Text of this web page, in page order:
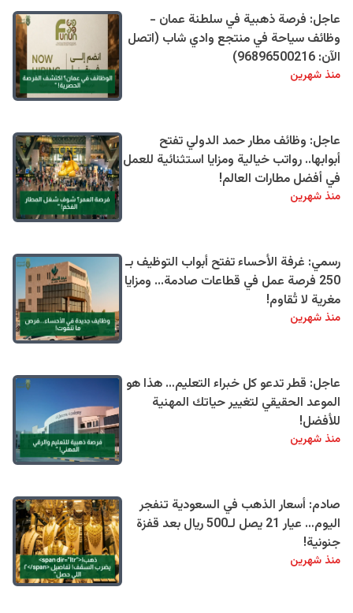
عاجل: فرصة ذهبية في سلطنة عمان -
وظائف سياحة في منتجع وادي شاب (اتصل
الآن: 96896500216)
منذ شهرين
عاجل: وظائف مطار حمد الدولي تفتح
أبوابها.. رواتب خيالية ومزايا استثنائية للعمل
في أفضل مطارات العالم!
منذ شهرين
رسمي: غرفة الأحساء تفتح أبواب التوظيف بـ
250 فرصة عمل في قطاعات صادمة... ومزايا
مغرية لا تُقاوم!
منذ شهرين
عاجل: قطر تدعو كل خبراء التعليم… هذا هو
الموعد الحقيقي لتغيير حياتك المهنية
للأفضل!
منذ شهرين
صادم: أسعار الذهب في السعودية تنفجر
اليوم… عيار 21 يصل لـ500 ريال بعد قفزة
جنونية!
منذ شهرين